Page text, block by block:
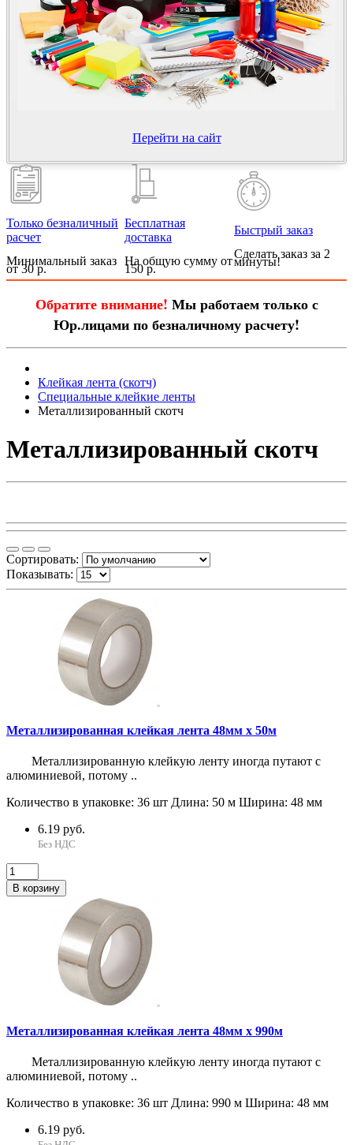
Перейти на сайт
Только безналичный
расчет
Минимальный заказ
от 30 р.
Бесплатная
доставка
На общую сумму от
150 р.
Быстрый заказ
Сделать заказ за 2
минуты!
Обратите внимание! Мы работаем только с
Юр.лицами по безналичному расчету!
Клейкая лента (скотч)
Специальные клейкие ленты
Металлизированный скотч
Металлизированный скотч
Сортировать:
Показывать:
Металлизированная клейкая лента 48мм х 50м
Металлизированную клейкую ленту иногда путают с
алюминиевой, потому ..
Количество в упаковке: 36 шт Длина: 50 м Ширина: 48 мм
6.19 руб.
Без НДС
В корзину
Металлизированная клейкая лента 48мм х 990м
Металлизированную клейкую ленту иногда путают с
алюминиевой, потому ..
Количество в упаковке: 36 шт Длина: 990 м Ширина: 48 мм
6.19 руб.